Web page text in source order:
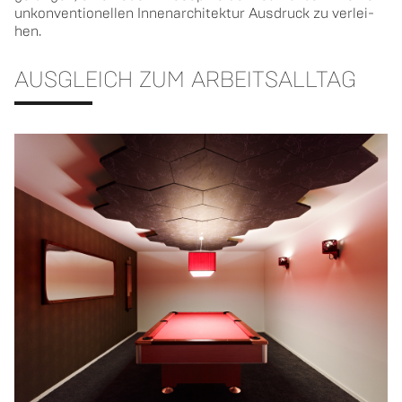
un­kon­ven­tio­nel­len In­nen­ar­chi­tek­tur Aus­druck zu ver­lei­
hen.
AUS­GLEICH ZUM AR­BEITS­ALL­TAG